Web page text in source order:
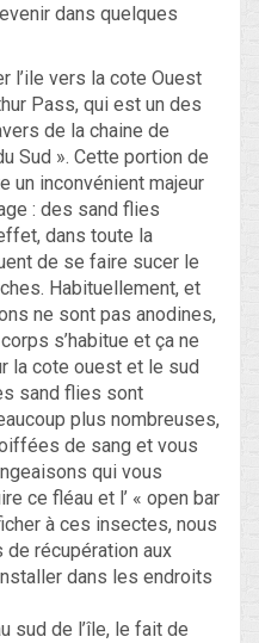
dans quelques
l’ile vers la cote Ouest
Pass, qui est un des
de la chaine de
Sud ». Cette portion de
un inconvénient majeur
: des sand flies
dans toute la
de se faire sucer le
Habituellement, et
ne sont pas anodines,
s’habitue et ça ne
la cote ouest et le sud
sand flies sont
plus nombreuses,
de sang et vous
qui vous
ce fléau et l’ « open bar
à ces insectes, nous
récupération aux
dans les endroits
sud de l’île, le fait de